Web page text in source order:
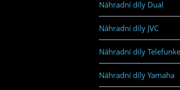
Náhradní díly Dual
Náhradní díly JVC
Náhradní díly
Náhradní díly Yamaha